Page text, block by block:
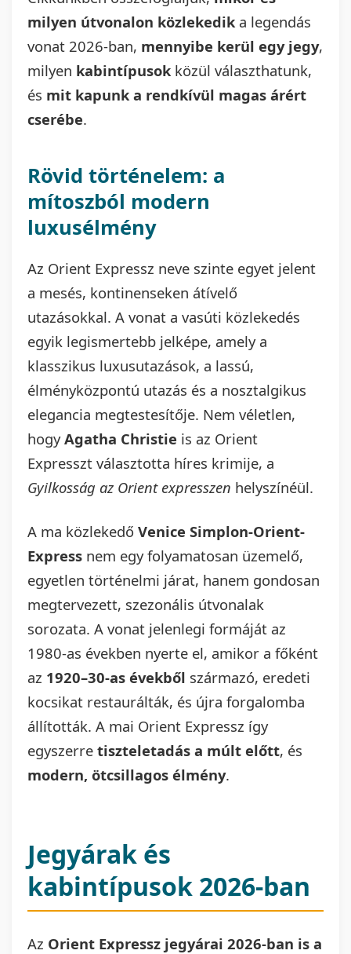
milyen útvonalon közlekedik a legendás
vonat 2026-ban, mennyibe kerül egy jegy,
milyen kabintípusok közül választhatunk,
és mit kapunk a rendkívül magas árért
cserébe.
Rövid történelem: a
mítoszból modern
luxusélmény
Az Orient Expressz neve szinte egyet jelent
a mesés, kontinenseken átívelő
utazásokkal. A vonat a vasúti közlekedés
egyik legismertebb jelképe, amely a
klasszikus luxusutazások, a lassú,
élményközpontú utazás és a nosztalgikus
elegancia megtestesítője. Nem véletlen,
hogyAgatha Christie is az Orient
Expresszt választotta híres krimije, a
Gyilkosság az Orient expresszen helyszínéül.
A ma közlekedő Venice Simplon-Orient-
Express nem egy folyamatosan üzemelő,
egyetlen történelmi járat, hanem gondosan
megtervezett, szezonális útvonalak
sorozata. A vonat jelenlegi formáját az
1980-as években nyerte el, amikor a főként
az 1920–30-as évekből származó, eredeti
kocsikat restaurálták, és újra forgalomba
állították. A mai Orient Expressz így
egyszerre tiszteletadás a múlt előtt, és
modern, ötcsillagos élmény.
Jegyárak és
kabintípusok 2026-ban
Az Orient Expressz jegyárai 2026-ban is a